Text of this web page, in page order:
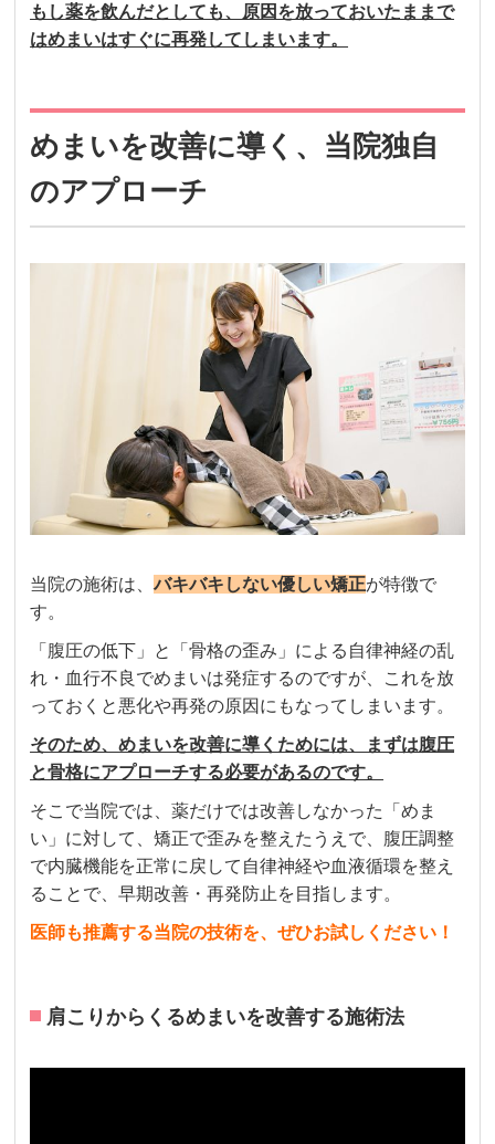
もし薬を飲んだとしても、原因を放っておいたままで
はめまいはすぐに再発してしまいます。
めまいを改善に導く、当院独自
のアプローチ
当院の施術は、バキバキしない優しい矯正が特徴で
す。
「腹圧の低下」と「骨格の歪み」による自律神経の乱
れ・血行不良でめまいは発症するのですが、これを放
っておくと悪化や再発の原因にもなってしまいます。
そのため、めまいを改善に導くためには、まずは腹圧
と骨格にアプローチする必要があるのです。
そこで当院では、薬だけでは改善しなかった「めま
い」に対して、矯正で歪みを整えたうえで、腹圧調整
で内臓機能を正常に戻して自律神経や血液循環を整え
ることで、早期改善・再発防止を目指します。
医師も推薦する当院の技術を、ぜひお試しください！
肩こりからくるめまいを改善する施術法